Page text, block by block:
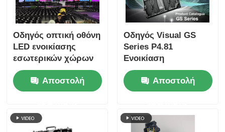
Οδηγός οπτική οθόνη
LED ενοικίασης
εσωτερικών χώρων
σειράς GS P3.91 για
εκδηλώσεις
συναυλιών, 7680Hz
ασφαλείας γρήγορο
Αποστολή
Οδηγός Visual GS
Series P4.81
Ενοικίαση
εσωτερικών χώρων
οθόνης LED για
μεγάλες εκδηλώσεις,
7680Hz CE
Αποστολή